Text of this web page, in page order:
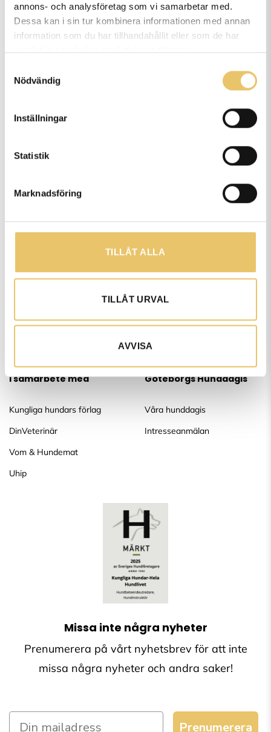
annons- och analysföretag som vi samarbetar med.
Dessa kan i sin tur kombinera informationen med annan
information som du har tillhandahållit eller som de har
samlat in när du har använt deras tjänster.
Nödvändig
Inställningar
Statistik
Marknadsföring
TILLÅT ALLA
TILLÅT URVAL
AVVISA
är fördelat på 5 hallar och ett hundsim. Vi driver även 5
hunddagis i Göteborg och 1 i Alingsås. Utöver det har vi
Kungliga Hundars Förlag, det lilla förlaget med de stora
seniorsteg, med stöd, kunskap och gemenskap längs vägen.
Om oss
Vi som jobbar här
Allmänna villkor
Vill du jobba hos oss?
Kurser & privatträningar
Yrkesutbildningar
Hundhälsa och Hundsim
Träningshallar
Nyttorp hund och jakt
I samarbete med
Kungliga hundars förlag
DinVeterinär
Vom & Hundemat
Uhip
Göteborgs Hunddagis
Våra hunddagis
Intresseanmälan
Missa inte några nyheter
Prenumerera på vårt nyhetsbrev för att inte
missa några nyheter och andra saker!
Prenumerera